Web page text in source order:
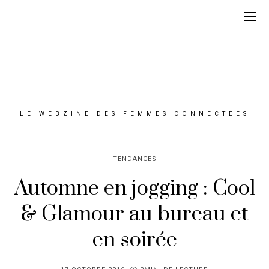
LE WEBZINE DES FEMMES CONNECTÉES
TENDANCES
Automne en jogging : Cool
& Glamour au bureau et
en soirée